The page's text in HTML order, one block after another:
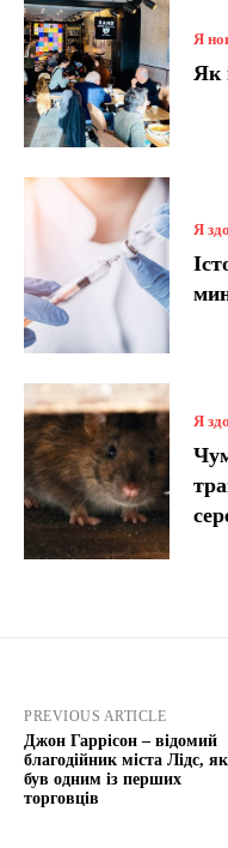
Я
Як
Я
Я
PREVIOUS ARTICLE
Джон Гаррісон – відомий
благодійник міста Лідс,
був одним із перших
торговців